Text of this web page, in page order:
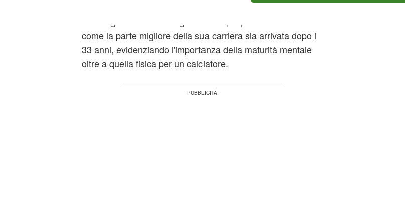
tre anni come un punto di svolta nella sua vita. Ha condiviso
come la parte migliore della sua carriera sia arrivata dopo i
33 anni, evidenziando l'importanza della maturità mentale
oltre a quella fisica per un calciatore.